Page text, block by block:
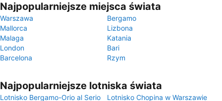
Najpopularniejsze miejsca świata
Warszawa
Bergamo
Mallorca
Lizbona
Malaga
Katania
London
Bari
Barcelona
Rzym
Najpopularniejsze lotniska świata
Lotnisko Bergamo-Orio al Serio
Lotnisko Chopina w Warszawie